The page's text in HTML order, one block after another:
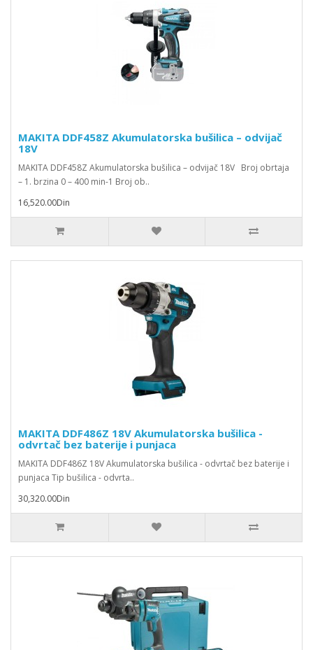
MAKITA DDF458Z Akumulatorska bušilica – odvijač
18V
MAKITA DDF458Z Akumulatorska bušilica – odvijač 18V Broj obrtaja
– 1. brzina 0 – 400 min-1 Broj ob..
16,520.00Din
MAKITA DDF486Z 18V Akumulatorska bušilica -
odvrtač bez baterije i punjaca
MAKITA DDF486Z 18V Akumulatorska bušilica - odvrtač bez baterije i
punjaca Tip bušilica - odvrta..
30,320.00Din